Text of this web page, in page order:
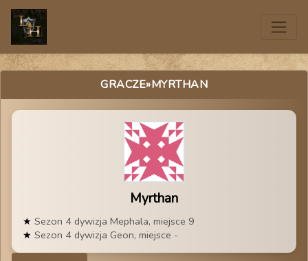
GRACZE»MYRTHAN
Myrthan
Sezon 4 dywizja Mephala, miejsce 9
Sezon 4 dywizja Geon, miejsce -